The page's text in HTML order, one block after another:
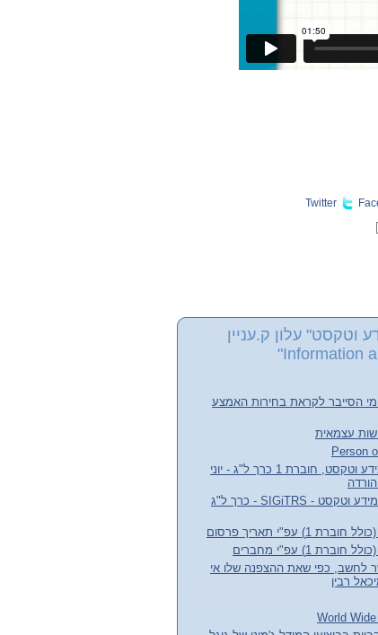
Twitter
וטקסט" עלון ק.עניין
Information
הסייבר לקראת בחירות האמצע
עצמאית
עלון קבוצת העניין אחזור מידע וטקסט, חוברת 1 כרך ל"ג - יוני
חדשות קבוצת עניין אחזור מידע וטקסט - SIGiTRS - כרך ל"ג
עפ"י תאריך פרסום
1) עפ"י מחברים
לחשב, כפי שאת ההצפנה שלו אי
רבין